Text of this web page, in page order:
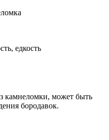
едкость
камнеломки, может быть
бородавок.